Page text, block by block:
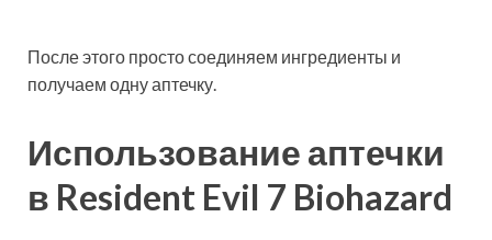
После этого просто соединяем ингредиенты и
получаем одну аптечку.
Использование аптечки
в Resident Evil 7 Biohazard